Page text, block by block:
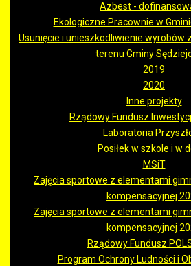
Azbest -
Ekologiczne Pracownie w
Usunięcie i unieszkodliwienie wyrobów
terenu Gminy
2019
2020
Inne projekty
Rządowy Fundusz
Laboratoria
Posiłek w szkole i w
MSiT
Zajęcia sportowe z elementami
kompensacyjnej
Zajęcia sportowe z elementami
kompensacyjnej
Rządowy Fundusz
Program Ochrony Ludności i